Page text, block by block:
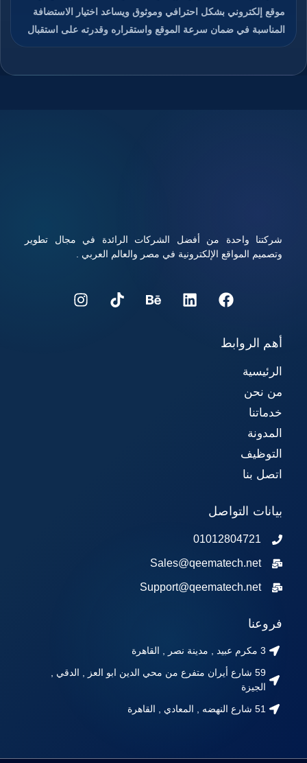
موقع إلكتروني بشكل احترافي وموثوق ويساعد اختيار الاستضافة
المناسبة في ضمان سرعة الموقع واستقراره وقدرته على استقبال
الزوار دون انقطاع، كما يمنح الدومين هوية رقمية مميزة تسهل على
شركتنا واحدة من أفضل الشركات الرائدة في مجال تطوير
وتصميم المواقع الإلكترونية في مصر والعالم العربي .
أهم الروابط
الرئيسية
من نحن
خدماتنا
المدونة
التوظيف
اتصل بنا
بيانات التواصل
01012804721
Sales@qeematech.net
Support@qeematech.net
فروعنا
3 مكرم عبيد , مدينة نصر , القاهرة
59 شارع أيران متفرع من محي الدين ابو العز , الدقي ,
الجيزة
51 شارع النهضه , المعادي , القاهرة